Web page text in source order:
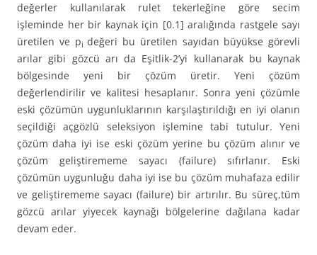
değerler kullanılarak rulet tekerleğine göre secim
işleminde her bir kaynak için [0.1] aralığında rastgele sayı
üretilen ve pideğeri bu üretilen sayıdan büyükse görevli
arılar gibi gözcü arı da Eşitlik-2’yi kullanarak bu kaynak
bölgesinde yeni bir çözüm üretir. Yeni çözüm
değerlendirilir ve kalitesi hesaplanır. Sonra yeni çözümle
eski çözümün uygunluklarının karşılaştırıldığı en iyi olanın
seçildiği açgözlü seleksiyon işlemine tabi tutulur. Yeni
çözüm daha iyi ise eski çözüm yerine bu çözüm alınır ve
çözüm geliştirememe sayacı (failure) sıfırlanır. Eski
çözümün uygunluğu daha iyi ise bu çözüm muhafaza edilir
ve geliştirememe sayacı (failure) bir artırılır. Bu süreç,tüm
gözcü arılar yiyecek kaynağı bölgelerine dağılana kadar
devam eder.